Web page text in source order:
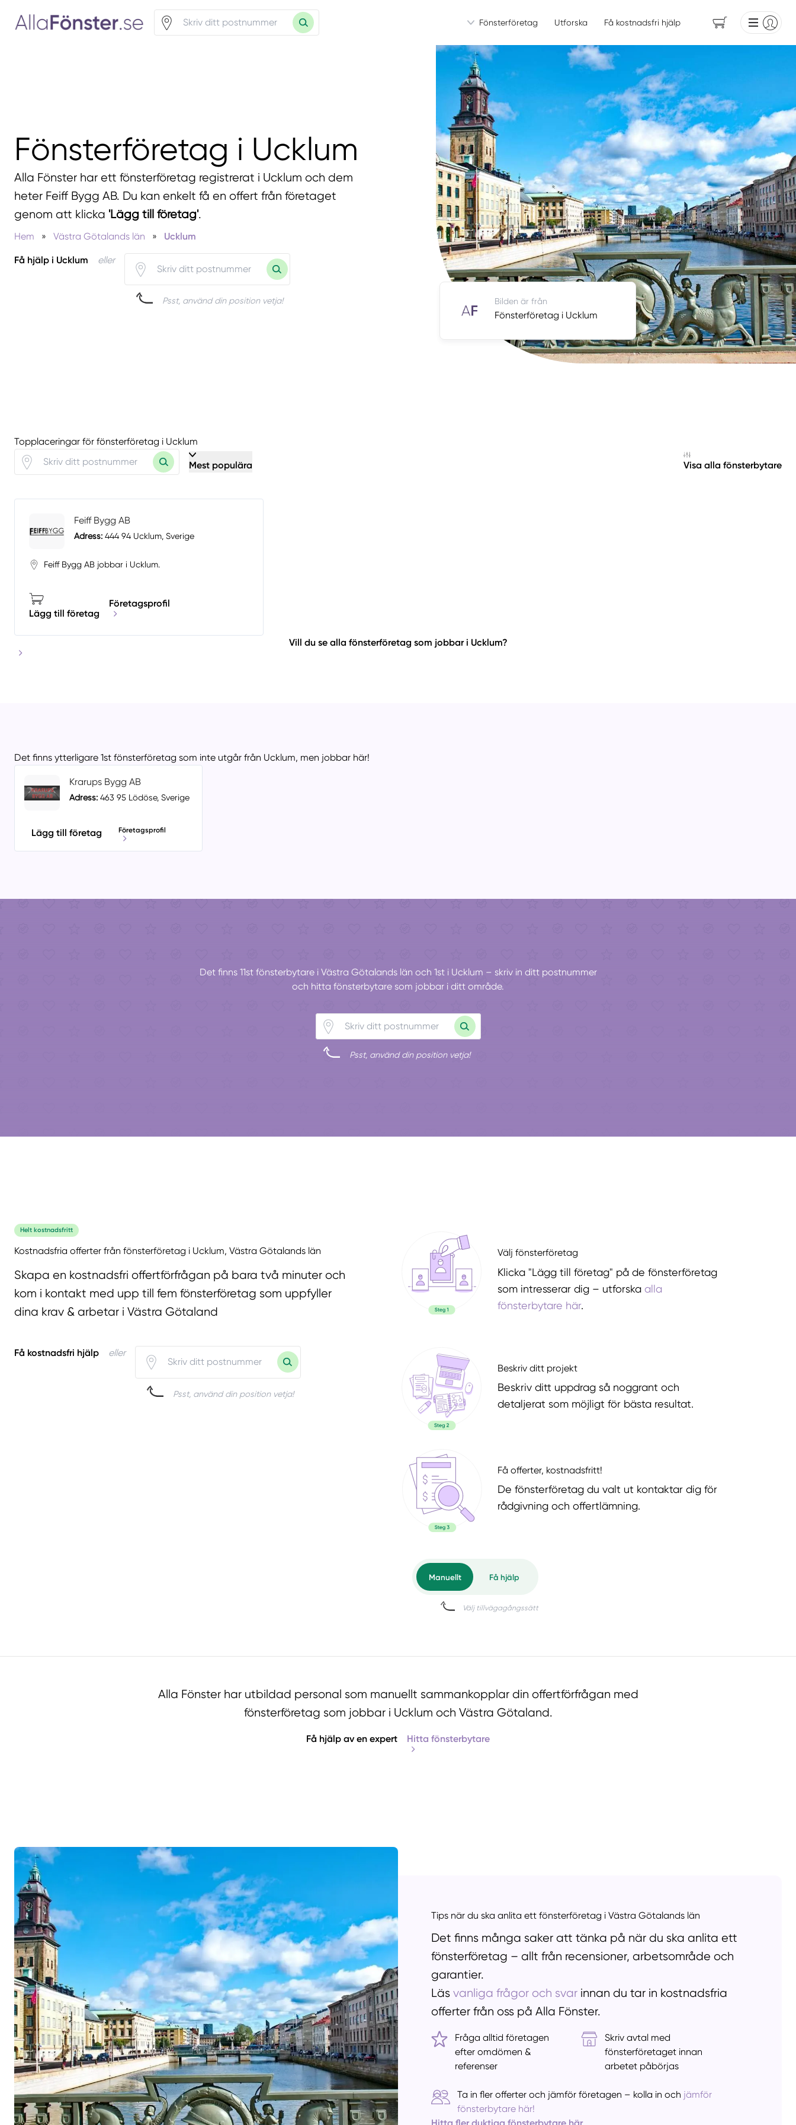
Fönsterföretag Utforska Få kostnadsfri hjälp
Fönsterföretag i Ucklum
Alla Fönster har ett fönsterföretag registrerat i Ucklum och dem
heter Feiff Bygg AB. Du kan enkelt få en offert från företaget
genom att klicka 'Lägg till företag'.
Hem » Västra Götalands län » Ucklum
Få hjälp i Ucklum eller
Psst, använd din position vetja! Bilden är från
Fönsterföretag i Ucklum
Topplaceringar för fönsterföretag i Ucklum
Mest populära Visa alla fönsterbytare
Feiff Bygg AB
Adress: 444 94 Ucklum, Sverige
Feiff Bygg AB jobbar i Ucklum.
Lägg till företag
Företagsprofil
Vill du se alla fönsterföretag som jobbar i Ucklum?
Det finns ytterligare 1st fönsterföretag som inte utgår från Ucklum, men jobbar här!
Krarups Bygg AB
Adress: 463 95 Lödöse, Sverige
Lägg till företag Företagsprofil
Det finns 11st fönsterbytare i Västra Götalands län och 1st i Ucklum – skriv in ditt postnummer
och hitta fönsterbytare som jobbar i ditt område.
Psst, använd din position vetja!
Helt kostnadsfritt
Kostnadsfria offerter från fönsterföretag i Ucklum, Västra Götalands län
Skapa en kostnadsfri offertförfrågan på bara två minuter och
kom i kontakt med upp till fem fönsterföretag som uppfyller
dina krav & arbetar i Västra Götaland
Få kostnadsfri hjälp eller
Psst, använd din position vetja!
Välj fönsterföretag
Klicka "Lägg till företag" på de fönsterföretag
som intresserar dig – utforska alla
fönsterbytare här.
Beskriv ditt projekt
Beskriv ditt uppdrag så noggrant och
detaljerat som möjligt för bästa resultat.
Få offerter, kostnadsfritt!
De fönsterföretag du valt ut kontaktar dig för
rådgivning och offertlämning.
Alla Fönster har utbildad personal som manuellt sammankopplar din offertförfrågan med
fönsterföretag som jobbar i Ucklum och Västra Götaland.
Få hjälp av en expert Hitta fönsterbytare
Tips när du ska anlita ett fönsterföretag i Västra Götalands län
Det finns många saker att tänka på när du ska anlita ett
fönsterföretag – allt från recensioner, arbetsområde och
garantier.
Läs vanliga frågor och svar innan du tar in kostnadsfria
offerter från oss på Alla Fönster.
Fråga alltid företagen
efter omdömen &
referenser
Skriv avtal med
fönsterföretaget innan
arbetet påbörjas
Ta in fler offerter och jämför företagen – kolla in och jämför
fönsterbytare här!